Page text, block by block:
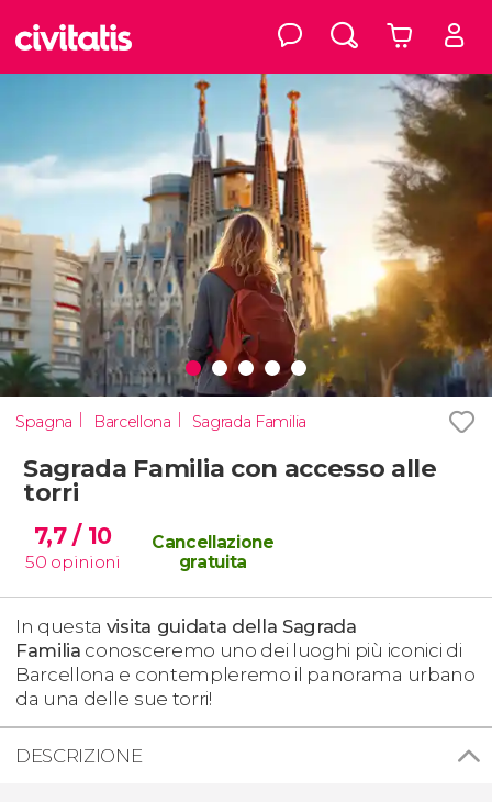
Spagna Barcellona Sagrada Familia
Sagrada Familia con accesso alle
torri
7,7/ 10
50 opinioni
Cancellazione
gratuita
In questa visita guidata della Sagrada
Familia conosceremo uno dei luoghi più iconici di
Barcellona e contempleremo il panorama urbano
da una delle sue torri!
DESCRIZIONE